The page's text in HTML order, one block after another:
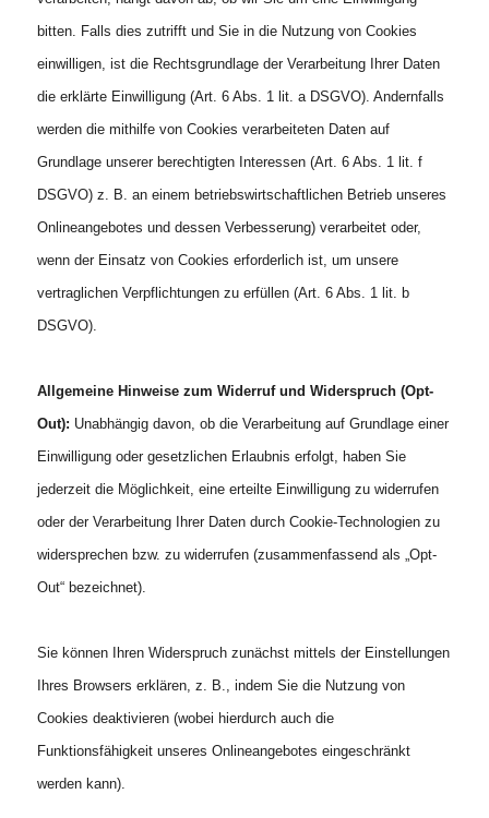
bitten. Falls dies zutrifft und Sie in die Nutzung von Cookies
einwilligen, ist die Rechtsgrundlage der Verarbeitung Ihrer Daten
die erklärte Einwilligung (Art. 6 Abs. 1 lit. a DSGVO). Andernfalls
werden die mithilfe von Cookies verarbeiteten Daten auf
Grundlage unserer berechtigten Interessen (Art. 6 Abs. 1 lit. f
DSGVO) z. B. an einem betriebswirtschaftlichen Betrieb unseres
Onlineangebotes und dessen Verbesserung) verarbeitet oder,
wenn der Einsatz von Cookies erforderlich ist, um unsere
vertraglichen Verpflichtungen zu erfüllen (Art. 6 Abs. 1 lit. b
DSGVO).
Allgemeine Hinweise zum Widerruf und Widerspruch (Opt-
Out): Unabhängig davon, ob die Verarbeitung auf Grundlage einer
Einwilligung oder gesetzlichen Erlaubnis erfolgt, haben Sie
jederzeit die Möglichkeit, eine erteilte Einwilligung zu widerrufen
oder der Verarbeitung Ihrer Daten durch Cookie-Technologien zu
widersprechen bzw. zu widerrufen (zusammenfassend als „Opt-
Out“ bezeichnet).
Sie können Ihren Widerspruch zunächst mittels der Einstellungen
Ihres Browsers erklären, z. B., indem Sie die Nutzung von
Cookies deaktivieren (wobei hierdurch auch die
Funktionsfähigkeit unseres Onlineangebotes eingeschränkt
werden kann).